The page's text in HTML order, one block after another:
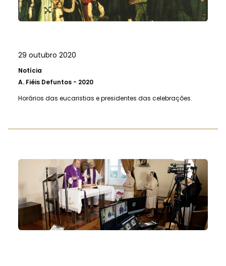
29 outubro 2020
Notícia
A. Fiéis Defuntos - 2020
Horários das eucaristias e presidentes das celebrações.